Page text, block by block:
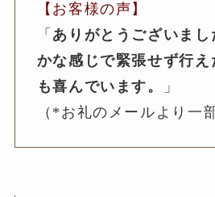
【お客様の声】
「 ありがとうございま
かな感じで緊張せず行え
も喜んでいます。
」
（*お礼のメールより一